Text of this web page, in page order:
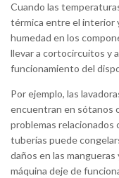
Cuando las
térmica entre el interior
humedad en los
llevar a cortocircuitos y
funcionamiento del
Por ejemplo, las
encuentran en sótanos
problemas relacionados
tuberías puede
daños en las
máquina deje de